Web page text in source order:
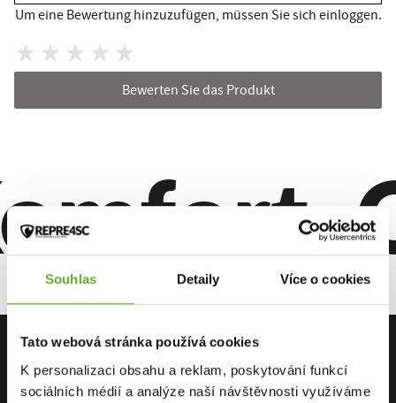
Souhlas Detaily Více o cookies
Tato webová stránka používá cookies
K personalizaci obsahu a reklam, poskytování funkcí
sociálních médií a analýze naší návštěvnosti využíváme
Um eine Bewertung hinzuzufügen, müssen Sie sich einloggen.
Bewerten Sie das Produkt